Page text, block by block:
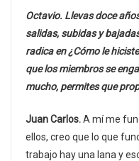
Octavio. Llevas doce
salidas, subidas y
radica en ¿Cómo le
que los miembros se
mucho, permites que
Juan Carlos.A mí me
ellos, creo que lo que
trabajo hay una lana y